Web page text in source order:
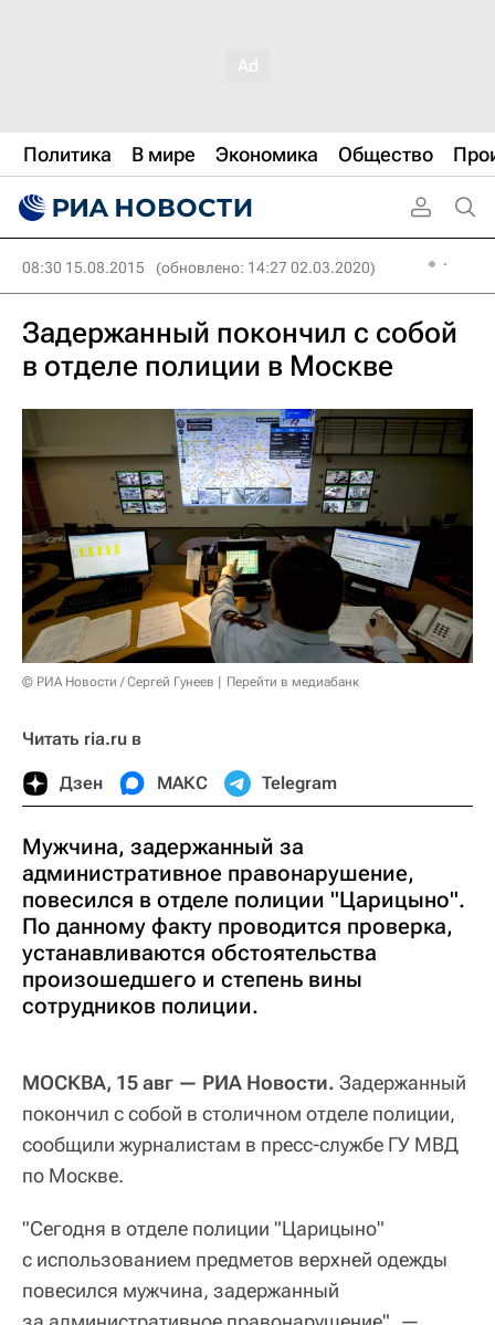
Политика В мире Экономика Общество
08:30 15.08.2015 (обновлено: 14:27 02.03.2020)
Задержанный покончил с собой
в отделе полиции в Москве
© РИА Новости / Сергей Гунеев Перейти в медиабанк
Читать ria.ru в
Дзен МАКС Telegram
Мужчина, задержанный за
административное правонарушение,
повесился в отделе полиции "Царицыно".
По данному факту проводится проверка,
устанавливаются обстоятельства
произошедшего и степень вины
сотрудников полиции.
МОСКВА, 15 авг — РИА Новости. Задержанный
покончил с собой в столичном отделе полиции,
сообщили журналистам в пресс-службе ГУ МВД
по Москве.
"Сегодня в отделе полиции "Царицыно"
с использованием предметов верхней одежды
повесился мужчина, задержанный